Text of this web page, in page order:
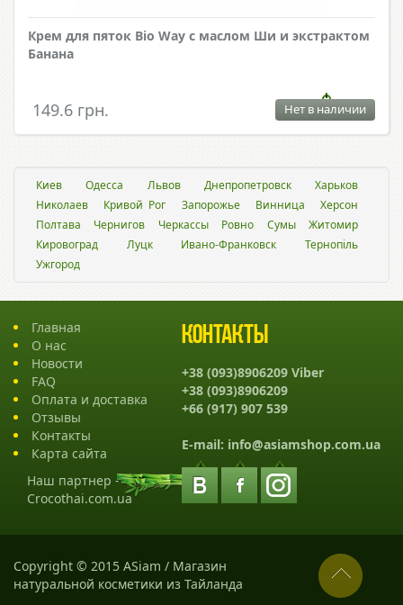
Крем для пяток Bio Way с маслом Ши и экстрактом
Банана
149.6 грн. Нет в наличии
Киев Одесса Львов Днепропетровск
Харьков
Николаев
Кривой Рог Запорожье Винница
Херсон
Полтава
Чернигов Черкассы Ровно Сумы
Житомир
Кировоград
Луцк Ивано-Франковск
Тернопіль
Ужгород
Главная
О нас
Новости
FAQ
Оплата и доставка
Отзывы
Контакты
Карта сайта
Наш партнер -
Crocothai.com.ua
Контакты
+38 (093)8906209 Viber
+38 (093)8906209
+66 (917) 907 539
E-mail: info@asiamshop.com.ua
Copyright © 2015 ASiam / Магазин
натуральной косметики из Тайланда